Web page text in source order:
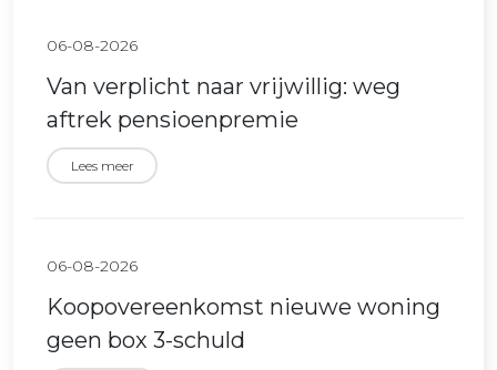
06-08-2026
Van verplicht naar vrijwillig: weg
aftrek pensioenpremie
Lees meer
06-08-2026
Koopovereenkomst nieuwe woning
geen box 3-schuld